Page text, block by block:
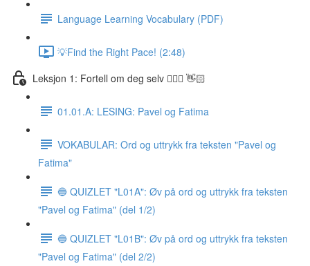
Language Learning Vocabulary (PDF)
💡Find the Right Pace! (2:48)
Leksjon 1: Fortell om deg selv 🙋🏽‍♀️ 👋🏻
01.01.A: LESING: Pavel og Fatima
VOKABULAR: Ord og uttrykk fra teksten "Pavel og
Fatima"
🔵 QUIZLET "L01A": Øv på ord og uttrykk fra teksten
"Pavel og Fatima" (del 1/2)
🔵 QUIZLET "L01B": Øv på ord og uttrykk fra teksten
"Pavel og Fatima" (del 2/2)